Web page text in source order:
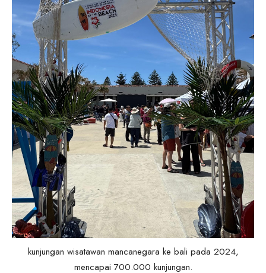
kunjungan wisatawan mancanegara ke bali pada 2024,
mencapai 700.000 kunjungan.